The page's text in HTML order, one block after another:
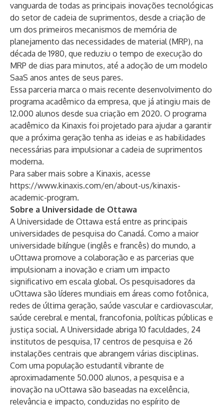
vanguarda de todas as principais inovações tecnológicas
do setor de cadeia de suprimentos, desde a criação de
um dos primeiros mecanismos de memória de
planejamento das necessidades de material (MRP), na
década de 1980, que reduziu o tempo de execução do
MRP de dias para minutos, até a adoção de um modelo
SaaS anos antes de seus pares.
Essa parceria marca o mais recente desenvolvimento do
programa acadêmico da empresa, que já atingiu mais de
12.000 alunos desde sua criação em 2020. O programa
acadêmico da Kinaxis foi projetado para ajudar a garantir
que a próxima geração tenha as ideias e as habilidades
necessárias para impulsionar a cadeia de suprimentos
moderna.
Para saber mais sobre a Kinaxis, acesse
https://www.kinaxis.com/en/about-us/kinaxis-
academic-program.
Sobre a Universidade de Ottawa
A Universidade de Ottawa está entre as principais
universidades de pesquisa do Canadá. Como a maior
universidade bilíngue (inglês e francês) do mundo, a
uOttawa promove a colaboração e as parcerias que
impulsionam a inovação e criam um impacto
significativo em escala global. Os pesquisadores da
uOttawa são líderes mundiais em áreas como fotônica,
redes de última geração, saúde vascular e cardiovascular,
saúde cerebral e mental, francofonia, políticas públicas e
justiça social. A Universidade abriga 10 faculdades, 24
institutos de pesquisa, 17 centros de pesquisa e 26
instalações centrais que abrangem várias disciplinas.
Com uma população estudantil vibrante de
aproximadamente 50.000 alunos, a pesquisa e a
inovação na uOttawa são baseadas na excelência,
relevância e impacto, conduzidas no espírito de